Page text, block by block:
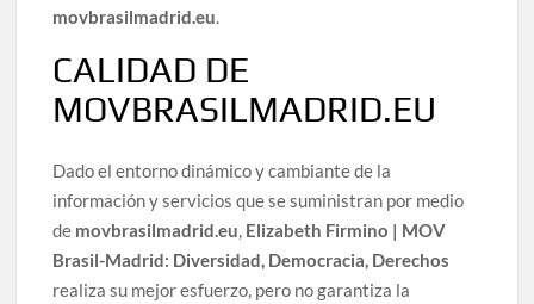
movbrasilmadrid.eu.
CALIDAD DE
MOVBRASILMADRID.EU
Dado el entorno dinámico y cambiante de la
información y servicios que se suministran por medio
de movbrasilmadrid.eu, Elizabeth Firmino | MOV
Brasil-Madrid: Diversidad, Democracia, Derechos
realiza su mejor esfuerzo, pero no garantiza la